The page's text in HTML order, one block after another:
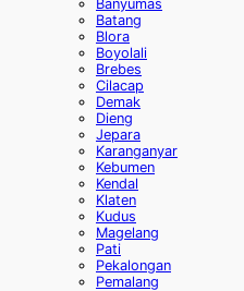
Banyumas
Batang
Blora
Boyolali
Brebes
Cilacap
Demak
Dieng
Jepara
Karanganyar
Kebumen
Kendal
Klaten
Kudus
Magelang
Pati
Pekalongan
Pemalang